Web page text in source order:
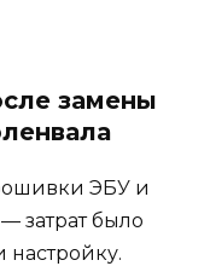
замены
ЭБУ и
затрат было
настройку.